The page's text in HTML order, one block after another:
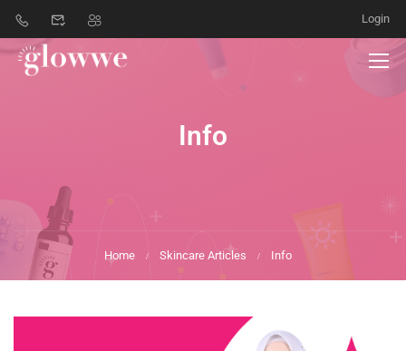
Login
Info
Home Skincare Articles Info